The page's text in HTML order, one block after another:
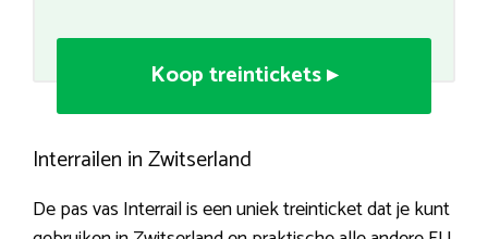
Koop treintickets ▸
Interrailen in Zwitserland
De pas vas Interrail is een uniek treinticket dat je kunt